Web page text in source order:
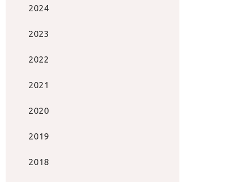
2024
2023
2022
2021
2020
2019
2018